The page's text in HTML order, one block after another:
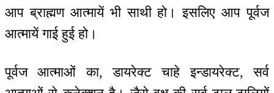
आप ब्राह्मण आत्मायें भी साथी हो। इसलिए आप पूर्वज
आत्मायें गाई हुई हो।
पूर्वज आत्माओं का, डायरेक्ट चाहे इन्डायरेक्ट, सर्व